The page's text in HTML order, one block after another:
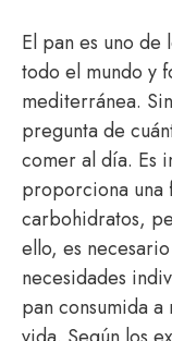
El pan es uno de
todo el mundo y
mediterránea.
pregunta de
comer al día. Es
proporciona una
carbohidratos,
ello, es
necesidades
pan consumida